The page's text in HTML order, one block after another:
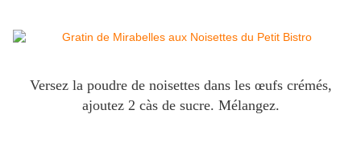
Versez la poudre de noisettes dans les œufs crémés,
ajoutez 2 càs de sucre. Mélangez.